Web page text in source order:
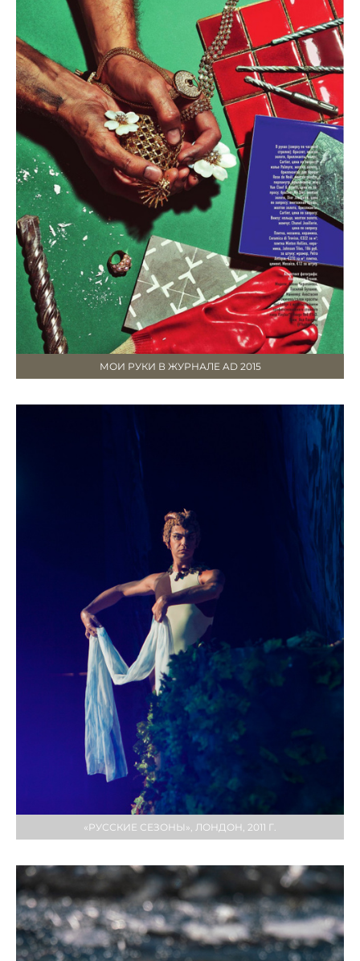
МОИ РУКИ В ЖУРНАЛЕ AD 2015
«РУССКИЕ СЕЗОНЫ», ЛОНДОН, 2011 Г.